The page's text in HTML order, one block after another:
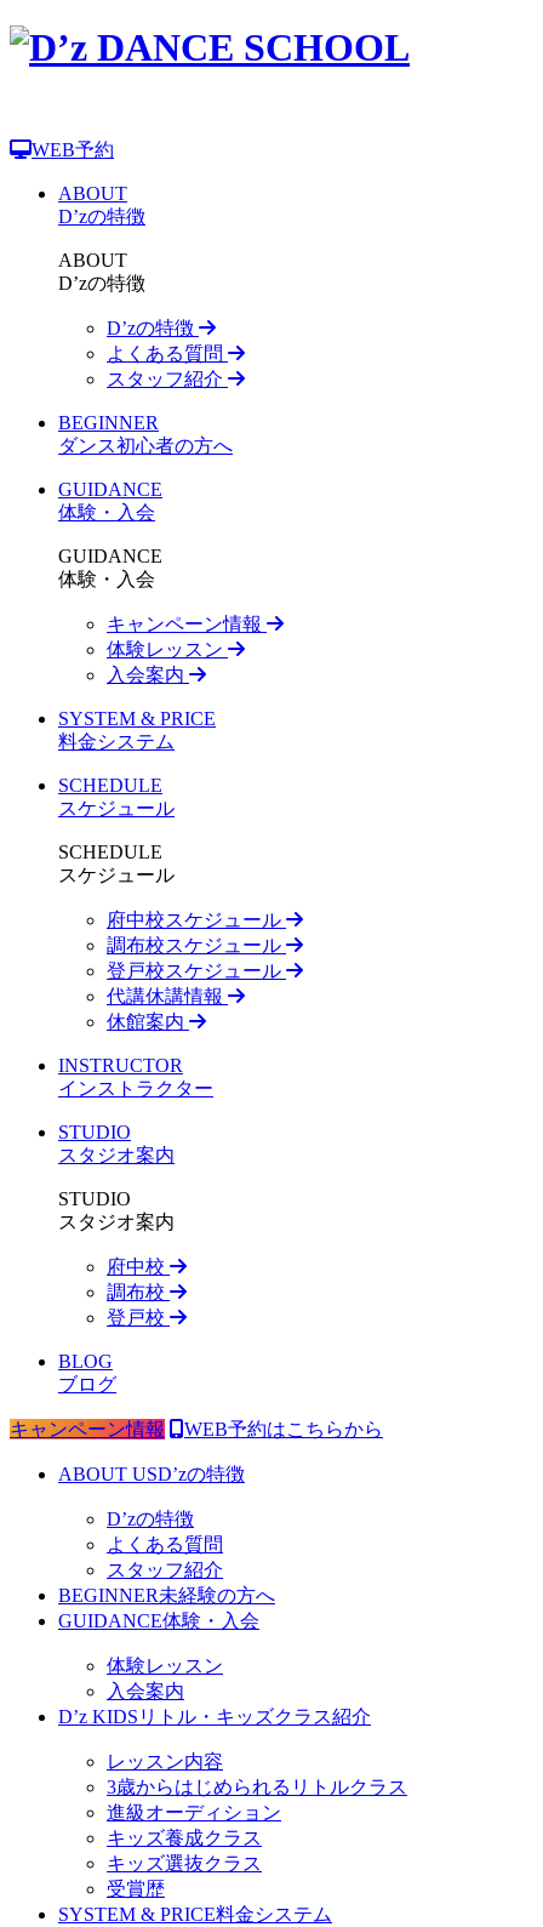
WEB予約
ABOUT
D’zの特徴
ABOUT
D’zの特徴
D’zの特徴
よくある質問
スタッフ紹介
BEGINNER
ダンス初心者の方へ
GUIDANCE
体験・入会
GUIDANCE
体験・入会
キャンペーン情報
体験レッスン
入会案内
SYSTEM & PRICE
料金システム
SCHEDULE
スケジュール
SCHEDULE
スケジュール
府中校スケジュール
調布校スケジュール
登戸校スケジュール
代講休講情報
休館案内
INSTRUCTOR
インストラクター
STUDIO
スタジオ案内
STUDIO
スタジオ案内
府中校
調布校
登戸校
BLOG
ブログ
キャンペーン情報 WEB予約はこちらから
ABOUT USD’zの特徴
D’zの特徴
よくある質問
スタッフ紹介
BEGINNER未経験の方へ
GUIDANCE体験・入会
体験レッスン
入会案内
D’z KIDS リトル・キッズクラス紹介
レッスン内容
3歳からはじめられるリトルクラス
進級オーディション
キッズ養成クラス
キッズ選抜クラス
受賞歴
SYSTEM & PRICE料金システム